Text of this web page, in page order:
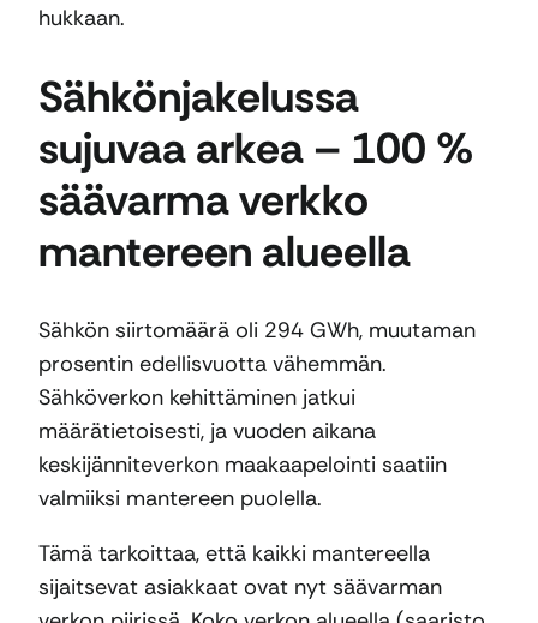
hukkaan.
Sähkönjakelussa
sujuvaa arkea – 100 %
säävarma verkko
mantereen alueella
Sähkön siirtomäärä oli 294 GWh, muutaman
prosentin edellisvuotta vähemmän.
Sähköverkon kehittäminen jatkui
määrätietoisesti, ja vuoden aikana
keskijänniteverkon maakaapelointi saatiin
valmiiksi mantereen puolella.
Tämä tarkoittaa, että kaikki mantereella
sijaitsevat asiakkaat ovat nyt säävarman